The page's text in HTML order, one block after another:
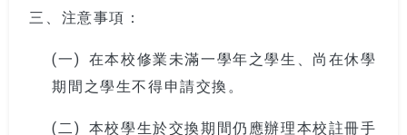
三、注意事項：
(一)
在本校修業未滿一學年之學生、尚在休學
期間之學生不得申請交換。
(二)
本校學生於交換期間仍應辦理本校註冊手